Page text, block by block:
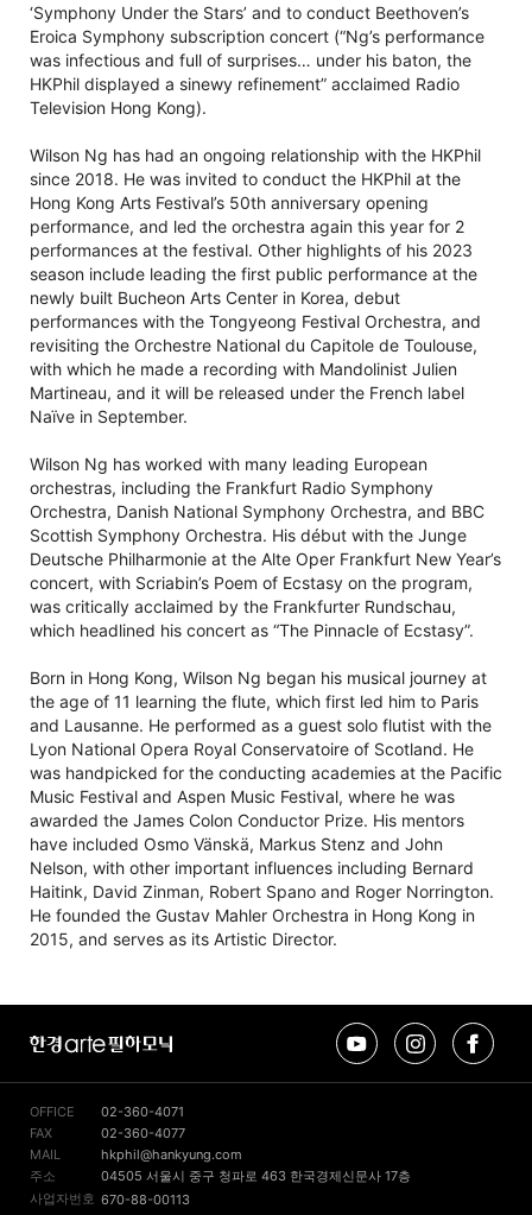
‘Symphony Under the Stars’ and to conduct Beethoven’s
Eroica Symphony subscription concert (“Ng’s performance
was infectious and full of surprises… under his baton, the
HKPhil displayed a sinewy refinement” acclaimed Radio
Television Hong Kong).
Wilson Ng has had an ongoing relationship with the HKPhil
since 2018. He was invited to conduct the HKPhil at the
Hong Kong Arts Festival’s 50th anniversary opening
performance, and led the orchestra again this year for 2
performances at the festival. Other highlights of his 2023
season include leading the first public performance at the
newly built Bucheon Arts Center in Korea, debut
performances with the Tongyeong Festival Orchestra, and
revisiting the Orchestre National du Capitole de Toulouse,
with which he made a recording with Mandolinist Julien
Martineau, and it will be released under the French label
Naïve in September.
Wilson Ng has worked with many leading European
orchestras, including the Frankfurt Radio Symphony
Orchestra, Danish National Symphony Orchestra, and BBC
Scottish Symphony Orchestra. His début with the Junge
Deutsche Philharmonie at the Alte Oper Frankfurt New Year’s
concert, with Scriabin’s Poem of Ecstasy on the program,
was critically acclaimed by the Frankfurter Rundschau,
which headlined his concert as “The Pinnacle of Ecstasy”.
Born in Hong Kong, Wilson Ng began his musical journey at
the age of 11 learning the flute, which first led him to Paris
and Lausanne. He performed as a guest solo flutist with the
Lyon National Opera Royal Conservatoire of Scotland. He
was handpicked for the conducting academies at the Pacific
Music Festival and Aspen Music Festival, where he was
awarded the James Colon Conductor Prize. His mentors
have included Osmo Vänskä, Markus Stenz and John
Nelson, with other important influences including Bernard
Haitink, David Zinman, Robert Spano and Roger Norrington.
He founded the Gustav Mahler Orchestra in Hong Kong in
2015, and serves as its Artistic Director.
한
arte
필
하
모
닉
유
튜
인
스
페
이
OFFICE
02-360-4071
FAX
02-360-4077
MAIL
hkphil@hankyung.com
주소
04505 서울시 중구 청파로 463 한국경제신문사 17층
사업자번호 670-88-00113